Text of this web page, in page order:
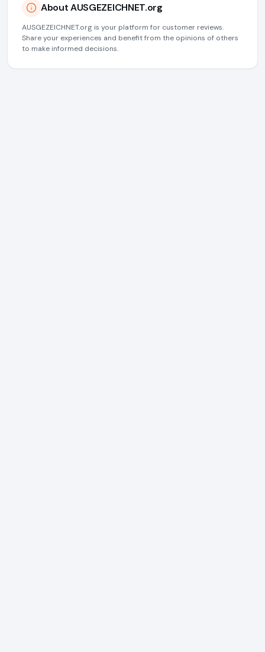
About AUSGEZEICHNET.org
AUSGEZEICHNET.org is your platform for customer reviews.
Share your experiences and benefit from the opinions of others
to make informed decisions.